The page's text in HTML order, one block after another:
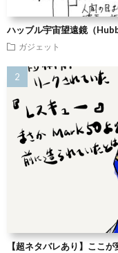
ハッブル宇宙望遠鏡（
ガジェット
【超ネタバレあり】ここ